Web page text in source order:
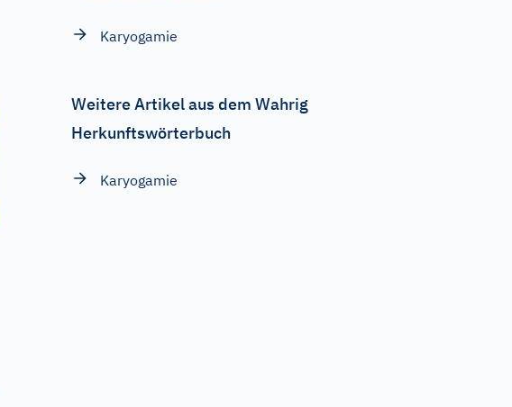
Karyogamie
Weitere Artikel aus dem Wahrig
Herkunftswörterbuch
Karyogamie